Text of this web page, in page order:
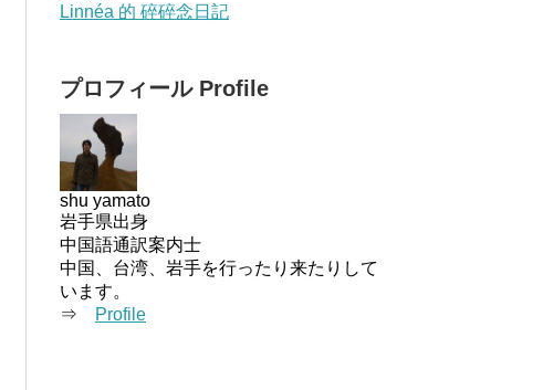
Linnéa 的 碎碎念日記
プロフィール Profile
shu yamato
岩手県出身
中国語通訳案内士
中国、台湾、岩手を行ったり来たりして
います。
⇒
Profile